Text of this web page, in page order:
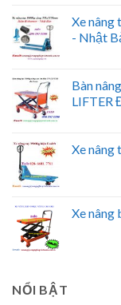
Xe nâng
- Nhật
Bàn
LIFTER
Xe nâng
Xe nâng
NỔI BẬT